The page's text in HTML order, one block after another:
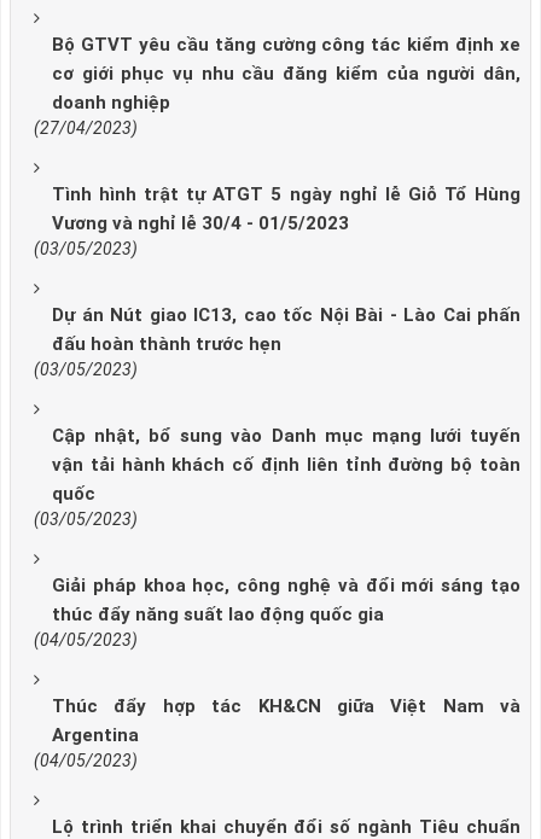
Bộ GTVT yêu cầu tăng cường công tác kiểm định xe
cơ giới phục vụ nhu cầu đăng kiểm của người dân,
doanh nghiệp
(27/04/2023)
Tình hình trật tự ATGT 5 ngày nghỉ lễ Giỗ Tổ Hùng
Vương và nghỉ lễ 30/4 - 01/5/2023
(03/05/2023)
Dự án Nút giao IC13, cao tốc Nội Bài - Lào Cai phấn
đấu hoàn thành trước hẹn
(03/05/2023)
Cập nhật, bổ sung vào Danh mục mạng lưới tuyến
vận tải hành khách cố định liên tỉnh đường bộ toàn
quốc
(03/05/2023)
Giải pháp khoa học, công nghệ và đổi mới sáng tạo
thúc đẩy năng suất lao động quốc gia
(04/05/2023)
Thúc đẩy hợp tác KH&CN giữa Việt Nam và
Argentina
(04/05/2023)
Lộ trình triển khai chuyển đổi số ngành Tiêu chuẩn